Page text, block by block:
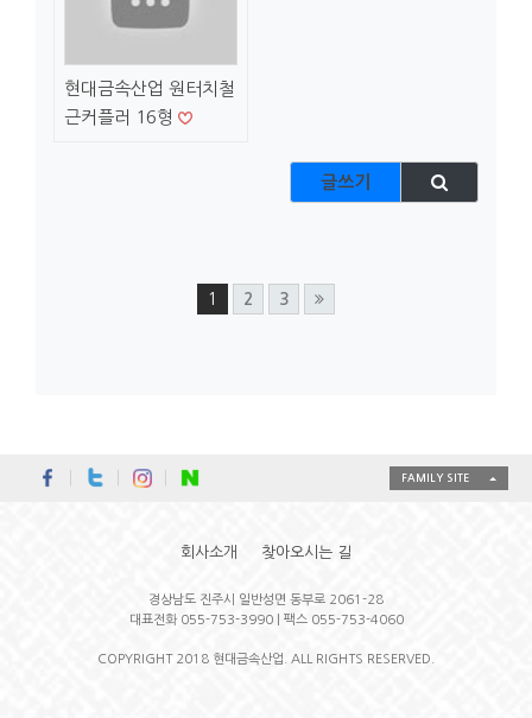
현대금속산업 원터치철
근커플러 16형
글쓰기
1 2 3
FAMILY SITE
회사소개 찾아오시는 길
경상남도 진주시 일반성면 동부로 2061-28
대표전화 055-753-3990 | 팩스 055-753-4060
COPYRIGHT 2018 현대금속산업. ALL RIGHTS RESERVED.